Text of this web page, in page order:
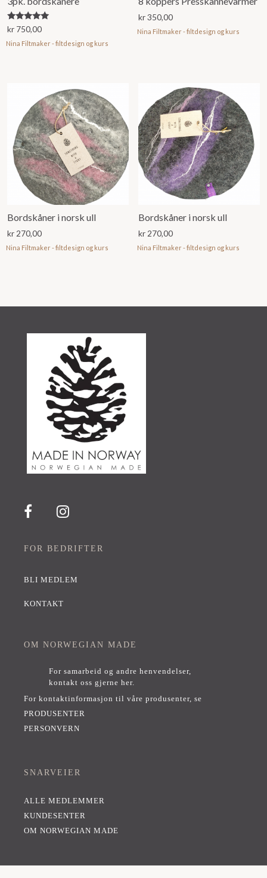
Vurdert
5.00
av 5
kr 750,00
Nina Filtmaker - filtdesign og kurs
kr350,00
Nina Filtmaker - filtdesign og kurs
Bordskåner i norsk ull
kr 270,00
Nina Filtmaker - filtdesign og kurs
Bordskåner i norsk ull
kr 270,00
Nina Filtmaker - filtdesign og kurs
FOR BEDRIFTER
BLI MEDLEM
KONTAKT
OM NORWEGIAN MADE
For samarbeid og andre henvendelser,
kontakt oss gjerne her.
For kontaktinformasjon til våre produsenter, se
PRODUSENTER
PERSONVERN
SNARVEIER
ALLE MEDLEMMER
KUNDESENTER
OM NORWEGIAN MADE